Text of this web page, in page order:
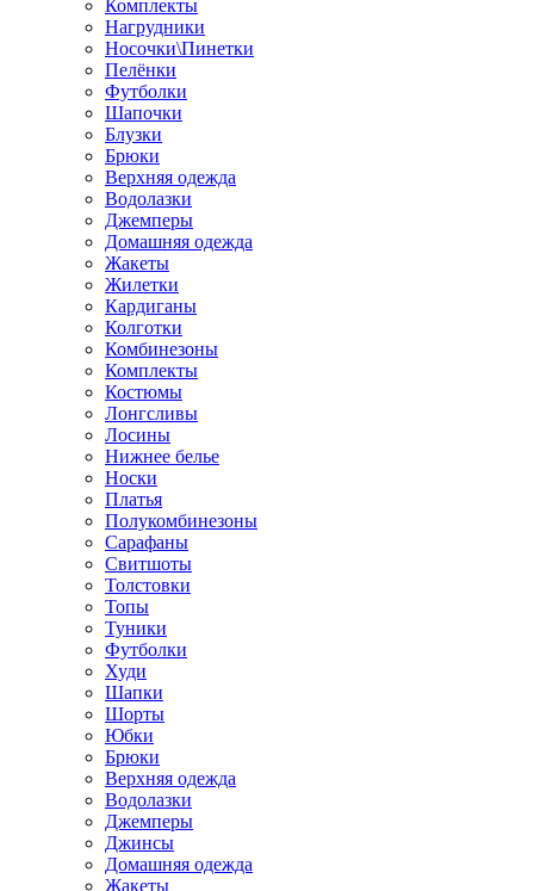
Комплекты
Нагрудники
Носочки\Пинетки
Пелёнки
Футболки
Шапочки
Блузки
Брюки
Верхняя одежда
Водолазки
Джемперы
Домашняя одежда
Жакеты
Жилетки
Кардиганы
Колготки
Комбинезоны
Комплекты
Костюмы
Лонгсливы
Лосины
Нижнее белье
Носки
Платья
Полукомбинезоны
Сарафаны
Свитшоты
Толстовки
Топы
Туники
Футболки
Худи
Шапки
Шорты
Юбки
Брюки
Верхняя одежда
Водолазки
Джемперы
Джинсы
Домашняя одежда
Жакеты